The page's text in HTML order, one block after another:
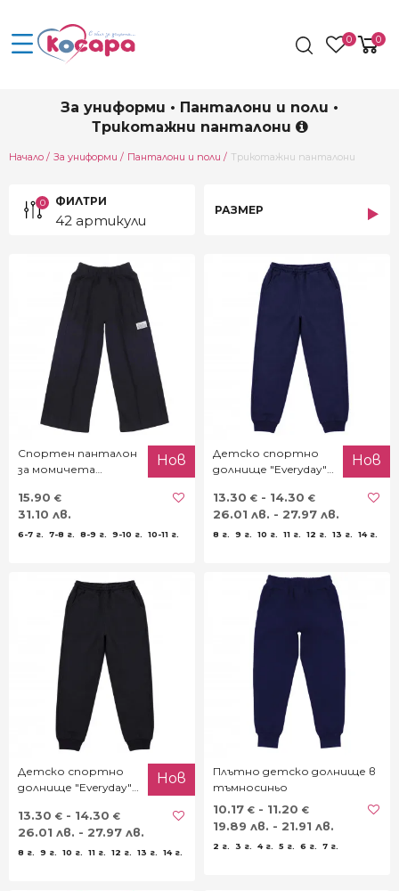
0 0
За униформи • Панталони и поли •
Трикотажни панталони
Начало За униформи Панталони и поли Current:
Трикотажни панталони
0 ФИЛТРИ
42 артикули
РАЗМЕР
Спортен панталон
за момичета
Нов
15.90 €
31.10 лв.
6-7 г. 7-8 г. 8-9 г. 9-10 г. 10-11 г.
Детско спортно
долнище "Everyday"
Нов
13.30 € - 14.30 €
26.01 лв. - 27.97 лв.
8 г. 9 г. 10 г. 11 г. 12 г. 13 г. 14 г.
Детско спортно
долнище "Everyday"
Нов
13.30 € - 14.30 €
26.01 лв. - 27.97 лв.
8 г. 9 г. 10 г. 11 г. 12 г. 13 г. 14 г.
Плътно детско долнище в
тъмносиньо
10.17 € - 11.20 €
19.89 лв. - 21.91 лв.
2 г. 3 г. 4 г. 5 г. 6 г. 7 г.